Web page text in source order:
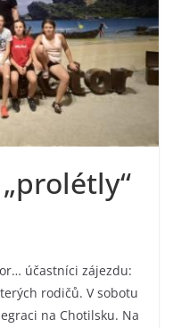
účastníci zájezdu:
rodičů. V sobotu
na Chotilsku. Na